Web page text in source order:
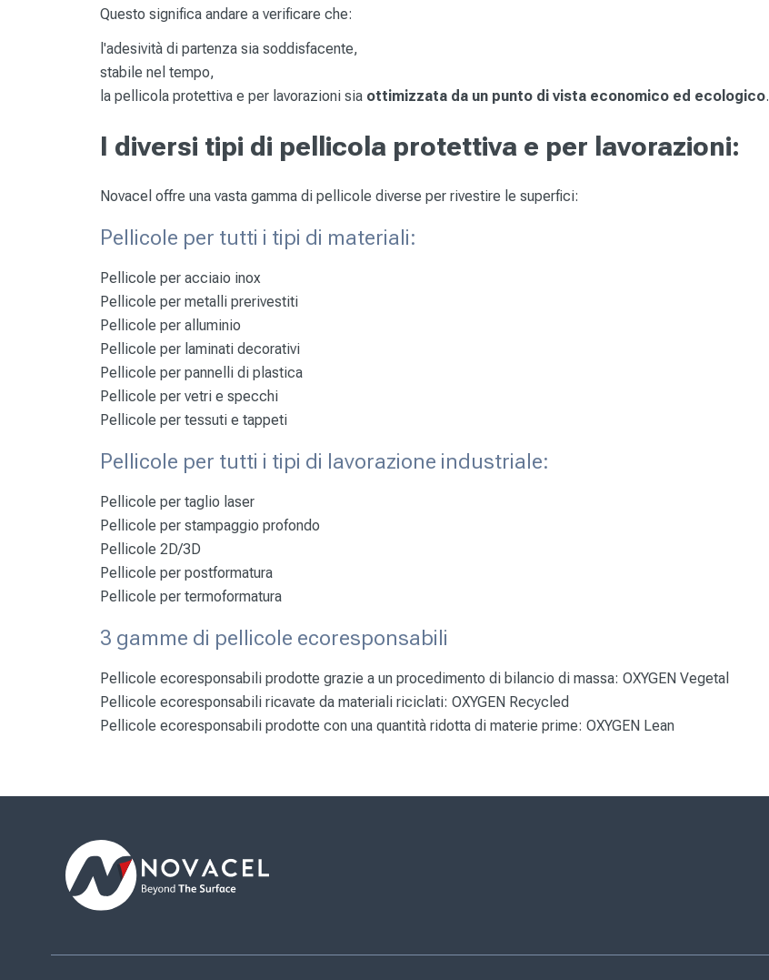
Questo significa andare a verificare che:
l'adesività di partenza sia soddisfacente,
stabile nel tempo,
la pellicola protettiva e per lavorazioni sia ottimizzata da un punto di vista economico ed ecologico.
I diversi tipi di pellicola protettiva e per lavorazioni:
Novacel offre una vasta gamma di pellicole diverse per rivestire le superfici:
Pellicole per tutti i tipi di materiali:
Pellicole per acciaio inox
Pellicole per metalli prerivestiti
Pellicole per alluminio
Pellicole per laminati decorativi
Pellicole per pannelli di plastica
Pellicole per vetri e specchi
Pellicole pertessuti e tappeti
Pellicole per tutti i tipi di lavorazione industriale:
Pellicole per taglio laser
Pellicole per stampaggio profondo
Pellicole 2D/3D
Pellicole per postformatura
Pellicole per termoformatura
3 gamme di pellicole ecoresponsabili
Pellicole ecoresponsabili prodotte grazie a un procedimento di bilancio di massa: OXYGEN Vegetal
Pellicole ecoresponsabili ricavate da materiali riciclati: OXYGEN Recycled
Pellicole ecoresponsabili prodotte con una quantità ridotta di materie prime: OXYGEN Lean